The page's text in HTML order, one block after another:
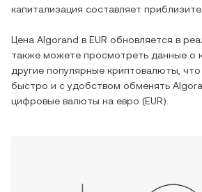
капитализация составляет
Цена Algorand в EUR обновляется в
также можете просмотреть данные о
другие популярные криптовалюты,
быстро и с удобством обменять
цифровые валюты на евро (EUR).